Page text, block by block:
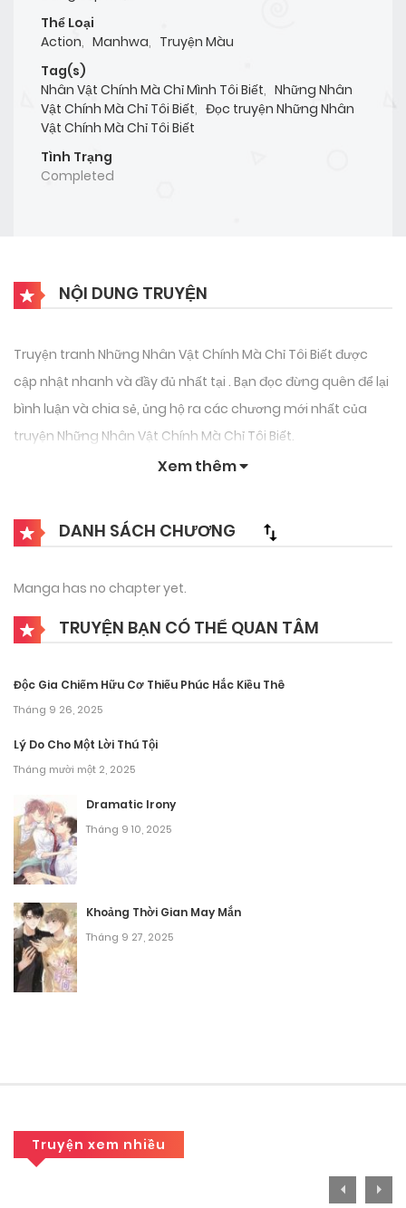
Thể Loại
Action, Manhwa, Truyện Màu
Tag(s)
Nhân Vật Chính Mà Chỉ Mình Tôi Biết, Những Nhân
Vật Chính Mà Chỉ Tôi Biết, Đọc truyện Những Nhân
Vật Chính Mà Chỉ Tôi Biết
Tình Trạng
Completed
NỘI DUNG TRUYỆN
Truyện tranh Những Nhân Vật Chính Mà Chỉ Tôi Biết được
cập nhật nhanh và đầy đủ nhất tại . Bạn đọc đừng quên để lại
bình luận và chia sẻ, ủng hộ ra các chương mới nhất của
truyện Những Nhân Vật Chính Mà Chỉ Tôi Biết.
Xem thêm
DANH SÁCH CHƯƠNG
Manga has no chapter yet.
TRUYỆN BẠN CÓ THỂ QUAN TÂM
Độc Gia Chiếm Hữu Cơ Thiếu Phúc Hắc Kiều Thê
Tháng 9 26, 2025
Lý Do Cho Một Lời Thú Tội
Tháng mười một 2, 2025
Dramatic Irony
Tháng 9 10, 2025
Khoảng Thời Gian May Mắn
Tháng 9 27, 2025
Truyện xem nhiều